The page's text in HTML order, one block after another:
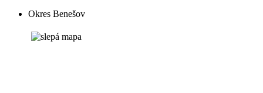
Okres Benešov